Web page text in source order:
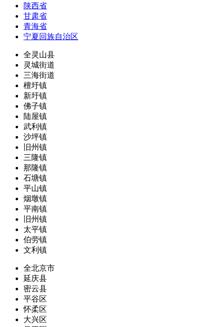
陕西省
甘肃省
青海省
宁夏回族自治区
全灵山县
灵城街道
三海街道
檀圩镇
新圩镇
佛子镇
陆屋镇
武利镇
沙坪镇
旧州镇
三隆镇
那隆镇
石塘镇
平山镇
烟墩镇
平南镇
旧州镇
太平镇
伯劳镇
文利镇
全北京市
延庆县
密云县
平谷区
怀柔区
大兴区